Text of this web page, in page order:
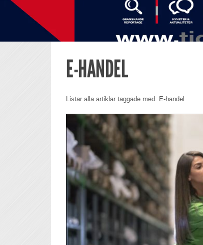
E-HANDEL
Listar alla artiklar taggade med: E-handel